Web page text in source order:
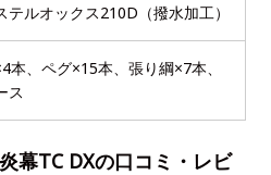
テルオックス210D（撥水加工）
本、ペグ×15本、張り綱×7本、
ス
幕TC DXの口コミ・レビ